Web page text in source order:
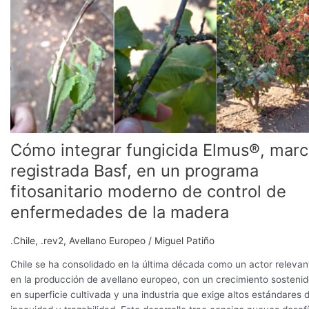
Cómo integrar fungicida Elmus®,
registrada Basf, en un programa
fitosanitario moderno de control de
enfermedades de la madera
.Chile, .rev2, Avellano Europeo / Miguel Patiño
Chile se ha consolidado en la última década como un actor
en la producción de avellano europeo, con un crecimiento
en superficie cultivada y una industria que exige altos estándares
Elmus®,
marca
registrada
Basf,
en
programa
fitosanitario
moderno
de
control
de
enfermedades
la